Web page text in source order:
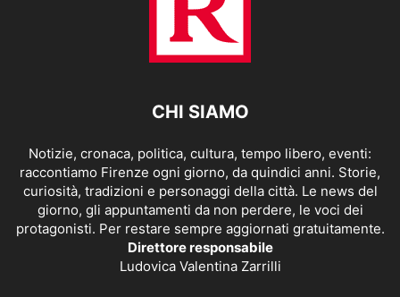
CHI SIAMO
Notizie, cronaca, politica, cultura, tempo libero, eventi:
raccontiamo Firenze ogni giorno, da quindici anni. Storie,
curiosità, tradizioni e personaggi della città. Le news del
giorno, gli appuntamenti da non perdere, le voci dei
protagonisti. Per restare sempre aggiornati gratuitamente.
Direttore responsabile
Ludovica Valentina Zarrilli